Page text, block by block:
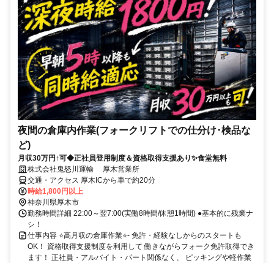
夜間の倉庫内作業(フォークリフトでの仕分け･検品な
ど)
月収30万円↑可◆正社員登用制度＆資格取得支援あり✨食堂無料
株式会社鬼怒川運輸 厚木営業所
交通・アクセス 厚木ICから車で約20分
時給1,800円以上
神奈川県厚木市
勤務時間詳細 22:00～翌7:00(実働8時間/休憩1時間) ●基本的に残業ナ
シ！
仕事内容 ⭐高月収の倉庫作業⭐- 免許・経験なしからのスタートも
OK！ 資格取得支援制度を利用して 働きながらフォーク免許取得でき
ます！ 正社員・アルバイト・パート関係なく、 ピッキングや軽作業